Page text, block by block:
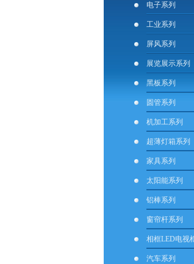
电子系列
工业系列
屏风系列
展览展示系列
黑板系列
圆管系列
机加工系列
超薄灯箱系列
家具系列
太阳能系列
铝棒系列
窗帘杆系列
相框LED电视
汽车系列